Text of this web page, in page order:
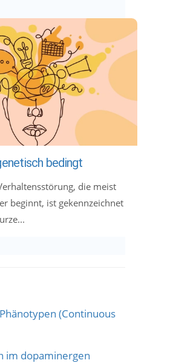
bedingt
die meist
beginnt, ist gekennzeichnet
(Continuous
im dopaminergen